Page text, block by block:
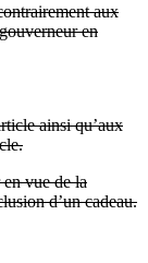
aux
en
ainsi qu’aux
vue de la
d’un cadeau.